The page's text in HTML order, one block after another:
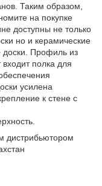
Таким образом,
на покупке
доступны не только
но и керамические
Профиль из
полка для
усилена
к стене с
дистрибьютором